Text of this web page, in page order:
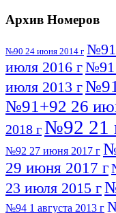
Архив Номеров
№90 24 июня 2014 г №91
июля 2016 г№91
июля 2013 г
№91+92 26
2018 г№92 21
№92 27 июня 2017 г
29 июня 2017 г
23 июля 2015 г
№94 1 августа 2013 г